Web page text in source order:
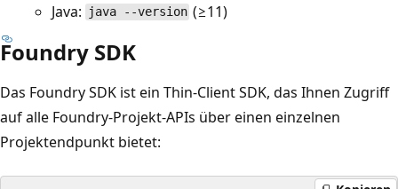
Java:
java --version (≥11)
Foundry SDK
Das Foundry SDK ist ein Thin-Client SDK, das Ihnen Zugriff
auf alle Foundry-Projekt-APIs über einen einzelnen
Projektendpunkt bietet: